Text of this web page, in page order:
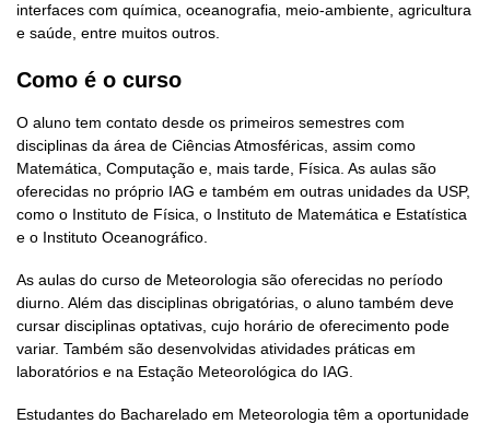
interfaces com química, oceanografia, meio-ambiente, agricultura
e saúde, entre muitos outros.
Como é o curso
O aluno tem contato desde os primeiros semestres com
disciplinas da área de Ciências Atmosféricas, assim como
Matemática, Computação e, mais tarde, Física. As aulas são
oferecidas no próprio IAG e também em outras unidades da USP,
como o Instituto de Física, o Instituto de Matemática e Estatística
e o Instituto Oceanográfico.
As aulas do curso de Meteorologia são oferecidas no período
diurno. Além das disciplinas obrigatórias, o aluno também deve
cursar disciplinas optativas, cujo horário de oferecimento pode
variar. Também são desenvolvidas atividades práticas em
laboratórios e na Estação Meteorológica do IAG.
Estudantes do Bacharelado em Meteorologia têm a oportunidade